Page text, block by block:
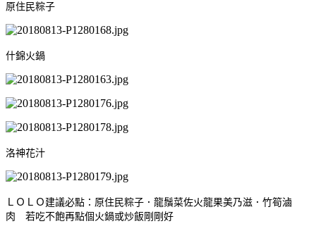
原住民粽子
什錦火鍋
洛神花汁
ＬＯＬＯ建議必點：原住民粽子．龍鬚菜佐火龍果美乃滋．竹筍滷
肉 若吃不飽再點個火鍋或炒飯剛剛好